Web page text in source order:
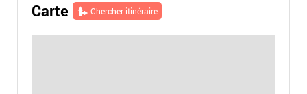
Carte Chercher itinéraire